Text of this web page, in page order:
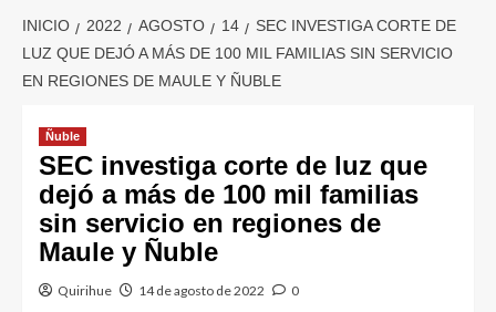
INICIO 2022 AGOSTO 14
SEC INVESTIGA CORTE DE
LUZ QUE DEJÓ A MÁS DE 100 MIL FAMILIAS SIN SERVICIO
EN REGIONES DE MAULE Y ÑUBLE
Ñuble
SEC investiga corte de luz que
dejó a más de 100 mil familias
sin servicio en regiones de
Maule y Ñuble
Quirihue 14 de agosto de 2022 0